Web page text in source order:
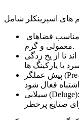
معمولی و گرم.
تا از یخ زدگی
پیش عملگر (Pre-Action): برای مکان های حساس که نباید به
سیلابی (Deluge): تمام نازل ها بازند و آب هم زمان از همه